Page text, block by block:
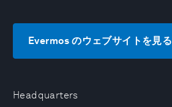
Headquarters
Evermos のウェブサイトを見る